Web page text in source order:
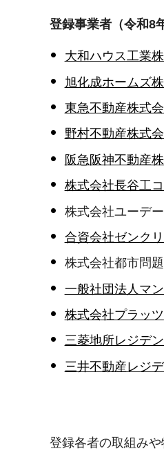
登録事業者（令和8
大和ハウス工業
旭化成ホームズ
東急不動産株式
野村不動産株式
阪急阪神不動産
株式会社長谷工
株式会社ユーデ
合資会社ゼンク
株式会社都市問
一般社団法人マ
株式会社プラッ
三菱地所レジデ
三井不動産レジ
登録各者の取組み